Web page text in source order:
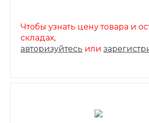
Чтобы узнать цену товара и
складах,
авторизуйтесь или